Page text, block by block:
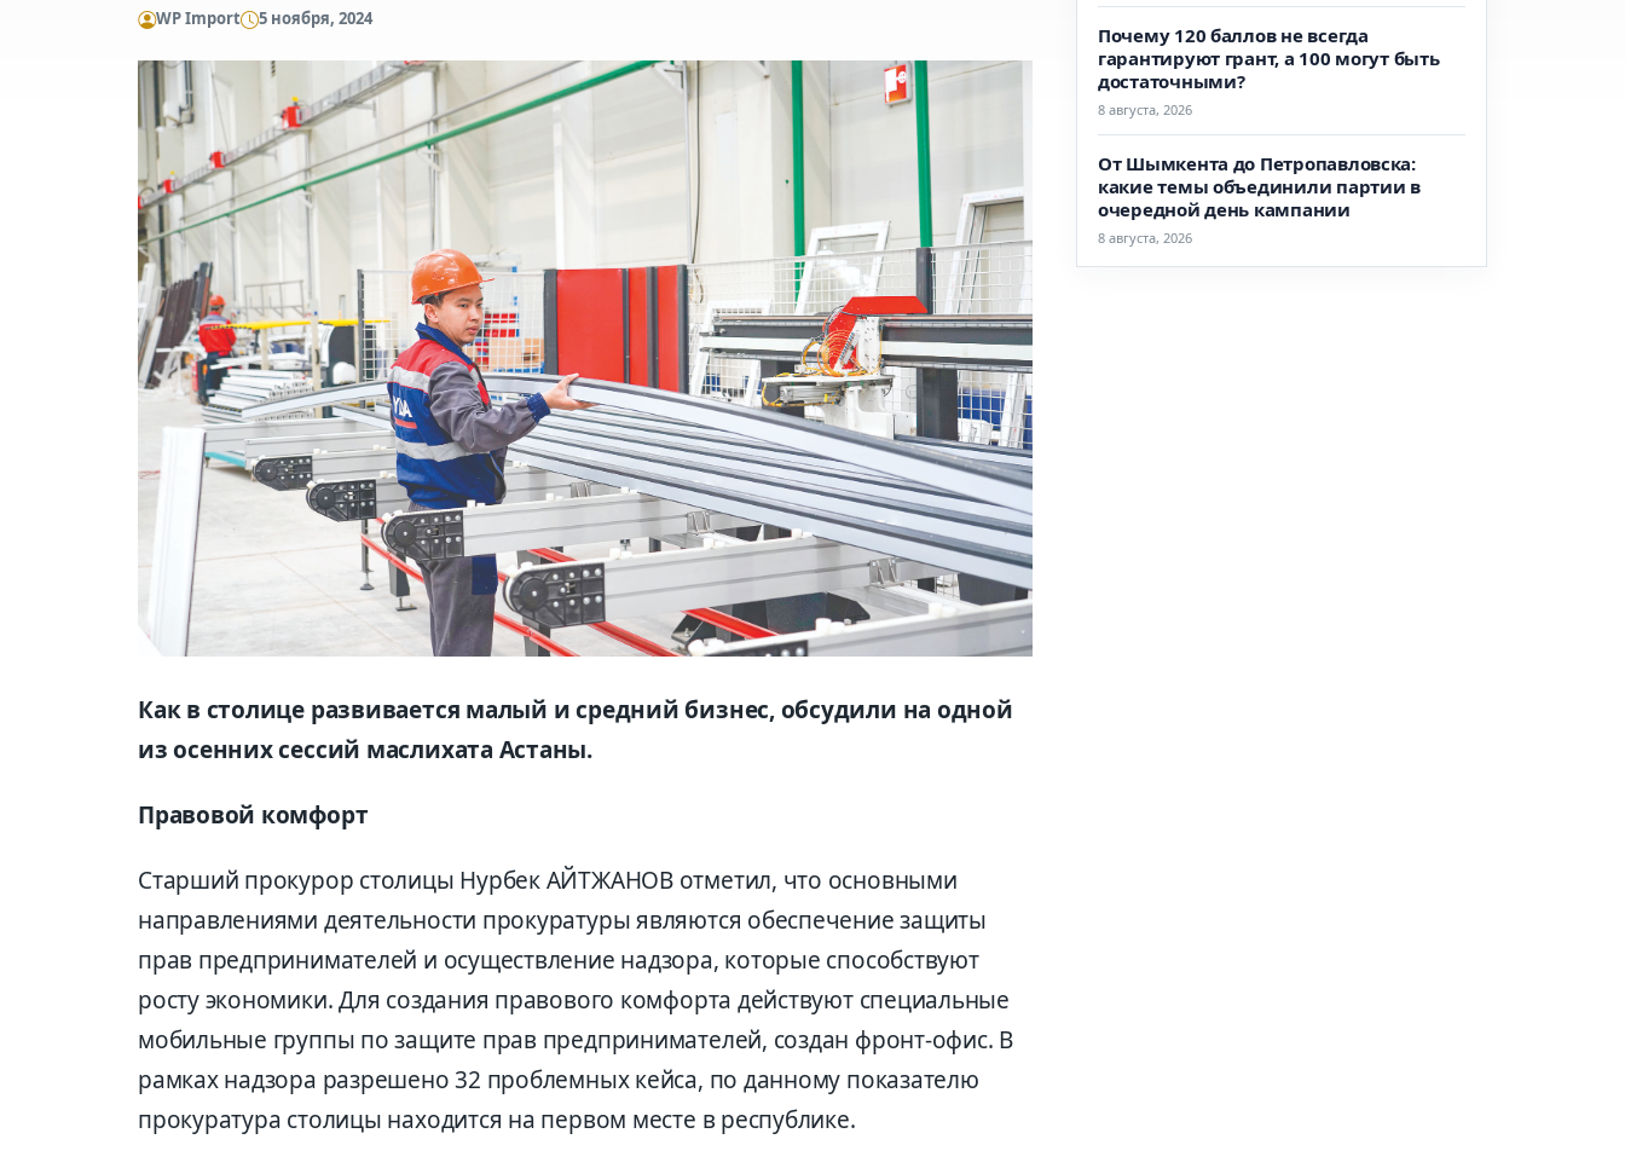
WP Import 5 ноября, 2024
Как в столице развивается малый и средний бизнес, обсудили на одной
из осенних сессий маслихата Астаны.
Правовой комфорт
Старший прокурор столицы Нурбек АЙТЖАНОВ отметил, что основными
направлениями деятельности прокуратуры являются обеспечение защиты
прав предпринимателей и осуществление надзора, которые способствуют
росту экономики. Для создания правового комфорта действуют специальные
мобильные группы по защите прав предпринимателей, создан фронт-офис. В
рамках надзора разрешено 32 проблемных кейса, по данному показателю
прокуратура столицы находится на первом месте в республике.
Почему 120 баллов не всегда
гарантируют грант, а 100 могут быть
достаточными?
8 августа, 2026
От Шымкента до Петропавловска:
какие темы объединили партии в
очередной день кампании
8 августа, 2026